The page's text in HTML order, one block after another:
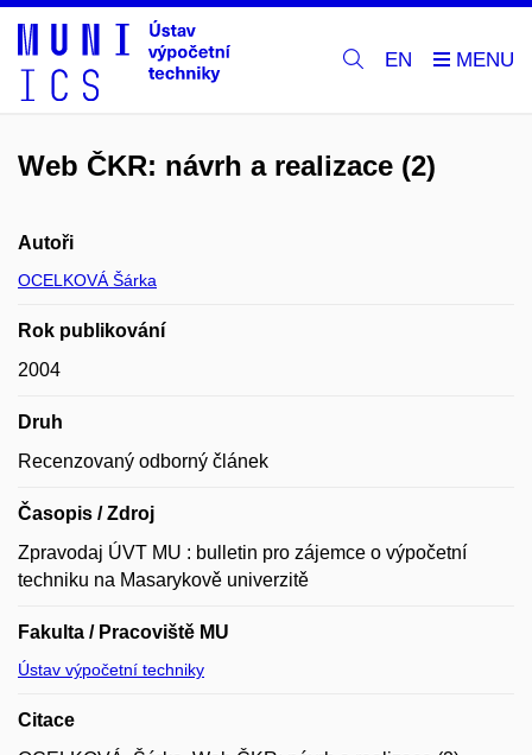
EN
Web ČKR: návrh a realizace (2)
Autoři
OCELKOVÁ Šárka
Rok publikování
2004
Druh
Recenzovaný odborný článek
Časopis / Zdroj
Zpravodaj ÚVT MU : bulletin pro zájemce o výpočetní
techniku na Masarykově univerzitě
Fakulta / Pracoviště MU
Ústav výpočetní techniky
Citace